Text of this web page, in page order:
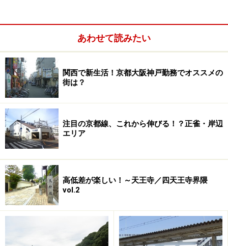
ただし、通りから一本入ってしまえば庶民的な住宅地。
街区が整理されているためそれほど密集はしていませ
ん。商業店舗等は阪急「長岡天神」駅周辺の方が充実し
ています。
次のページでは、阪急「長岡天神」駅方面へと歩を進め
ます。
※記事内容は執筆時点のものです。最新の内容をご確認くださ
い。
1/3 次のページへ
あわせて読みたい
関西で新生活！京都大阪神戸勤務でオススメの
街は？
注目の京都線、これから伸びる！？正雀・岸辺
エリア
高低差が楽しい！～天王寺／四天王寺界隈
vol.2